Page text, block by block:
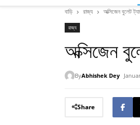
বাড়ি রাজ্য অক্সিজেন বুলেট
রাজ্য
অক্সিজেন
ByAbhishek Dey
Share